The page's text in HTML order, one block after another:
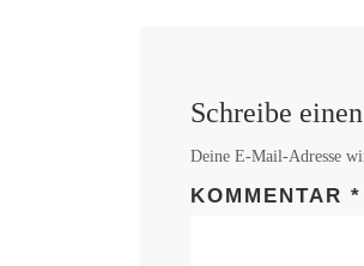
Schreibe
Deine E-Mail-Adresse
KOMMENTAR*